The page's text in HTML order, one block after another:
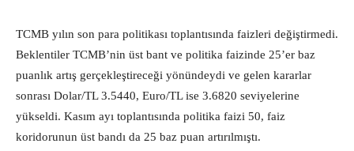
TCMB yılın son para politikası toplantısında faizleri değiştirmedi.
Beklentiler TCMB’nin üst bant ve politika faizinde 25’er baz
puanlık artış gerçekleştireceği yönündeydi ve gelen kararlar
sonrası Dolar/TL 3.5440, Euro/TL ise 3.6820 seviyelerine
yükseldi. Kasım ayı toplantısında politika faizi 50, faiz
koridorunun üst bandı da 25 baz puan artırılmıştı.